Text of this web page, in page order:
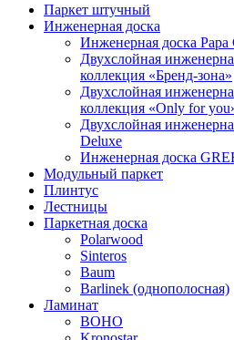
Паркет штучный
Инженерная доска
Инженерная доска Papa
Двухслойная
коллекция «Бренд-зона»
Двухслойная
коллекция «Only for
Двухслойная
Deluxe
Инженерная доска
Модульный паркет
Плинтус
Лестницы
Паркетная доска
Polarwood
Sinteros
Baum
Barlinek (однополосная)
Ламинат
BOHO